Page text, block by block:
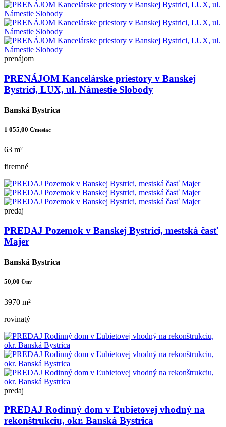
prenájom
PRENÁJOM Kancelárske priestory v Banskej
Bystrici, LUX, ul. Námestie Slobody
Banská Bystrica
1 055,00 €/mesiac
63 m²
firemné
predaj
PREDAJ Pozemok v Banskej Bystrici, mestská časť
Majer
Banská Bystrica
50,00 €/m²
3970 m²
rovinatý
predaj
PREDAJ Rodinný dom v Ľubietovej vhodný na
rekonštrukciu, okr. Banská Bystrica